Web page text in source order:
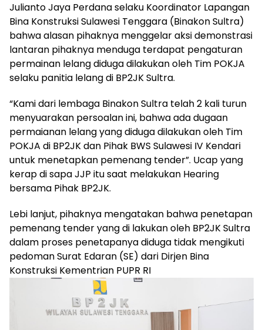
Julianto Jaya Perdana selaku Koordinator Lapangan
Bina Konstruksi Sulawesi Tenggara (Binakon Sultra)
bahwa alasan pihaknya menggelar aksi demonstrasi
lantaran pihaknya menduga terdapat pengaturan
permainan lelang diduga dilakukan oleh Tim POKJA
selaku panitia lelang di BP2JK Sultra.
“Kami dari lembaga Binakon Sultra telah 2 kali turun
menyuarakan persoalan ini, bahwa ada dugaan
permaianan lelang yang diduga dilakukan oleh Tim
POKJA di BP2JK dan Pihak BWS Sulawesi IV Kendari
untuk menetapkan pemenang tender”. Ucap yang
kerap di sapa JJP itu saat melakukan Hearing
bersama Pihak BP2JK.
Lebi lanjut, pihaknya mengatakan bahwa penetapan
pemenang tender yang di lakukan oleh BP2JK Sultra
dalam proses penetapanya diduga tidak mengikuti
pedoman Surat Edaran (SE) dari Dirjen Bina
Konstruksi Kementrian PUPR RI